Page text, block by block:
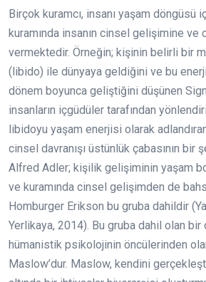
Birçok kuramcı, insanı yaşam döngüsü
kuramında insanın cinsel gelişimine
vermektedir. Örneğin; kişinin belirli bir
(libido) ile dünyaya geldiğini ve bu
dönem boyunca geliştiğini düşünen
insanların içgüdüler tarafından
libidoyu yaşam enerjisi olarak
cinsel davranışı üstünlük çabasının bir
Alfred Adler; kişilik gelişiminin yaşam
ve kuramında cinsel gelişimden de
Homburger Erikson bu gruba dahildir
Yerlikaya, 2014). Bu gruba dahil olan
hümanistik psikolojinin öncülerinden
Maslow’dur. Maslow, kendini